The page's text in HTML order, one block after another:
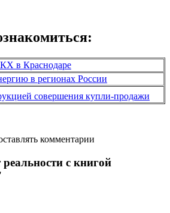
в Краснодаре
в регионах России
совершения купли-продажи
комментарии
с книгой